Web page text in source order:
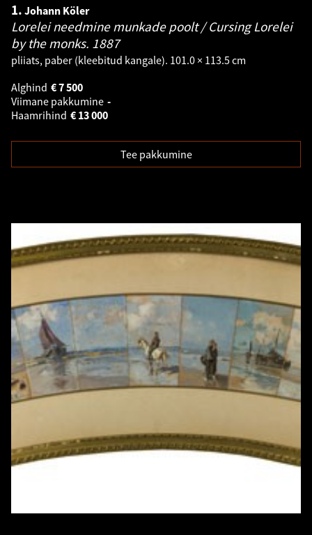
1. Johann Köler
Lorelei needmine munkade poolt / Cursing Lorelei
by the monks. 1887
pliiats, paber (kleebitud kangale). 101.0 × 113.5 cm
Alghind
7 500
€
Viimane pakkumine -
Haamrihind
13 000
€
Tee pakkumine